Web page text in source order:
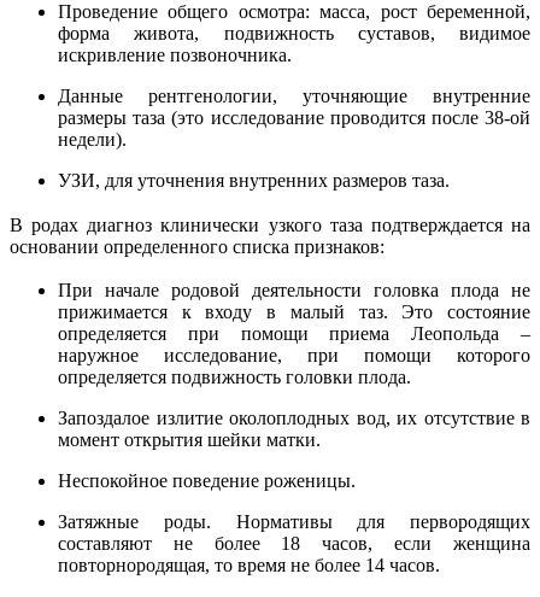
Проведение общего осмотра: масса, рост беременной,
форма живота, подвижность суставов, видимое
искривление позвоночника.
Данные рентгенологии, уточняющие внутренние
размеры таза (это исследование проводится после 38-ой
недели).
УЗИ, для уточнения внутренних размеров таза.
В родах диагноз клинически узкого таза подтверждается на
основании определенного списка признаков:
При начале родовой деятельности головка плода не
прижимается к входу в малый таз. Это состояние
определяется при помощи приема Леопольда –
наружное исследование, при помощи которого
определяется подвижность головки плода.
Запоздалое излитие околоплодных вод, их отсутствие в
момент открытия шейки матки.
Неспокойное поведение роженицы.
Затяжные роды. Нормативы для первородящих
составляют не более 18 часов, если женщина
повторнородящая, то время не более 14 часов.